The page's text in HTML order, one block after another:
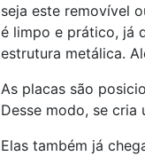
seja este removível
é limpo e prático, já
estrutura metálica.
As placas são
Desse modo, se
Elas também já